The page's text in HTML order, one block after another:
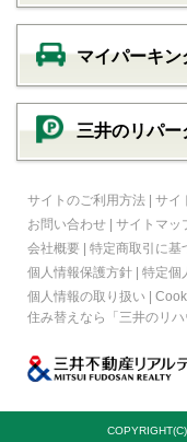
マイパーキン
三井のリパー
サイトのご利用方法 | サイ
お問い合わせ | サイトマッ
会社概要 | 特定商取引に基
個人情報保護方針 | 特定個
個人情報の取り扱い |
住み替えなら
「三井のリハ